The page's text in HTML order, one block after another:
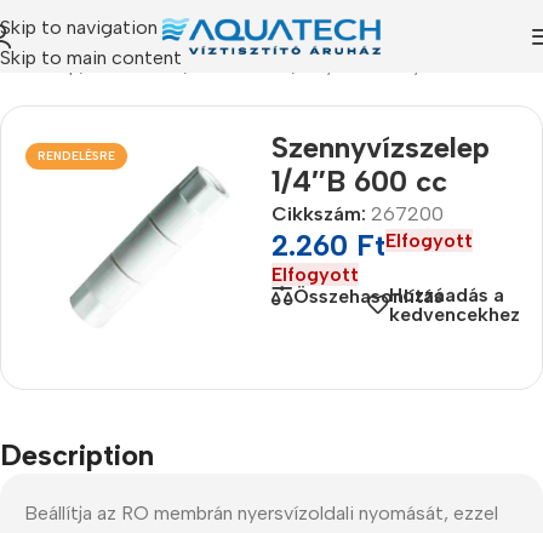
Skip to navigation
Skip to main content
Kezdőlap/Termékeink
RENDELÉSRE
Szennyvízszelep
1/4″B 600 cc
Cikkszám: 267200
2.260 FtElfogyott
Elfogyott
ÖsszehasonlításHozzáadás a
kedvencekhez
Description
Beállítja az RO membrán nyersvízoldali nyomását, ezzel